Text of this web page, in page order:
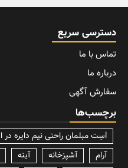
دسترسی سریع
تماس با ما
درباره ما
سفارش آگهی
برچسب‌ها
lسِت مبلمان راحتی نیم دایره در اتاق نشیمن و پذیرایی
آرام
آشپزخانه آینه